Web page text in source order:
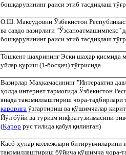
бошқарувининг раиси этиб тасдиқлаш тўғ
О.Ш. Максудовни Ўзбекистон
ва савдо вазирлиги "Ўзсаноатмашимпекс"
бошқарувининг раиси этиб тасдиқлаш тўғ
Тошкент шаҳрининг Эски шаҳар қисмида
уйлар қуриш (1-босқич) тўғрисида
Вазирлар Маҳкамасининг "Интерактив
ҳолда интернет тармоғида Ўзбекистон
янада такомиллаштириш чора-тадбирлари
қарорига ўзгартириш ва қўшимчалар
Йўл бўйи ва туризм инфратузилмасини
(Қарор рус тилида қабул қилинган)
Касб-ҳунар коллежлари
такомиллаштириш бўйича қўшимча чора-